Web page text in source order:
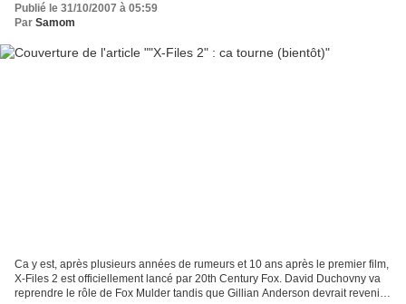
Publié le 31/10/2007 à 05:59
Par Samom
Ca y est, après plusieurs années de rumeurs et 10 ans après le premier film,
X-Files 2 est officiellement lancé par 20th Century Fox. David Duchovny va
reprendre le rôle de Fox Mulder tandis que Gillian Anderson devrait revenir